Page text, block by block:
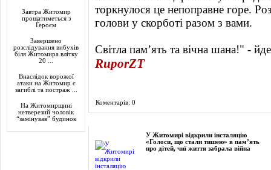
Завтра Житомир
прощатиметься з
Героєм
Завершено
розслідування вибухів
біля Житомира влітку
20 ...
Внаслідок ворожої
атаки на Житомир є
загиблі та постраж ...
На Житомирщині
нетверезий чоловік
“замінував” будинок
торкнулося це непоправне горе.
голови у скорботі разом з вами.
Світла пам’ять та вічна шана!" -
RuporZT
Коментарів: 0
У Житомирі відкрили інсталяцію
«Голоси, що стали тишею» в пам’ять
про дітей, чиї життя забрала війна